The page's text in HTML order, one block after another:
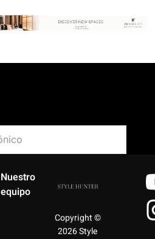
Nuestro
equipo
Copyright ©
2026 Style